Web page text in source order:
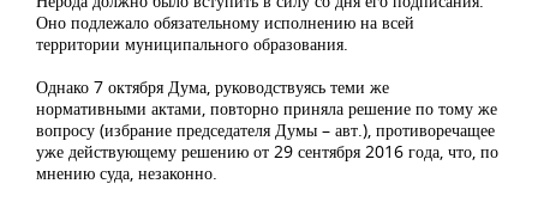
Оно подлежало обязательному исполнению на всей
территории муниципального образования.
Однако 7 октября Дума, руководствуясь теми же
нормативными актами, повторно приняла решение по тому же
вопросу (избрание председателя Думы – авт.), противоречащее
уже действующему решению от 29 сентября 2016 года, что, по
мнению суда, незаконно.